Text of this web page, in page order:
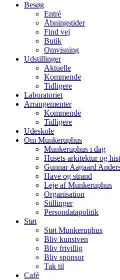
Besøg
Entré
Åbningstider
Find vej
Butik
Omvisning
Udstillinger
Aktuelle
Kommende
Tidligere
Laboratoriet
Arrangementer
Kommende
Tidligere
Udeskole
Om Munkeruphus
Munkeruphus i dag
Husets arkitektur og
Gunnar Aagaard
Have og strand
Leje af Munkeruphus
Organisation
Stillinger
Persondatapolitik
Støt
Støt Munkeruphus
Bliv kunstven
Bliv frivillig
Bliv sponsor
Tak til
Café